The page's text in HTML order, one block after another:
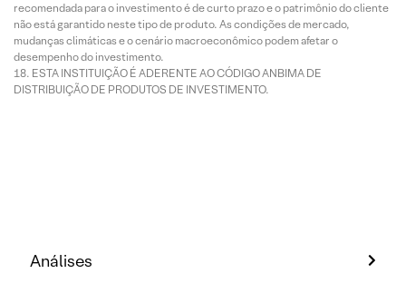
recomendada para o investimento é de curto prazo e o patrimônio do cliente
não está garantido neste tipo de produto. As condições de mercado,
mudanças climáticas e o cenário macroeconômico podem afetar o
desempenho do investimento.
ESTA INSTITUIÇÃO É ADERENTE AO CÓDIGO ANBIMA DE
DISTRIBUIÇÃO DE PRODUTOS DE INVESTIMENTO.
Análises